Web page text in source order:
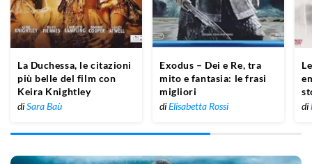
La Duchessa, le citazioni
più belle del film con
Keira Knightley
diSara Baù
Exodus – Dei e Re, tra
mito e fantasia: le frasi
migliori
diElisabetta Rossi
di